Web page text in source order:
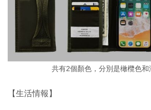
共有2個顏色，分別是橄欖色和
【生活情報】